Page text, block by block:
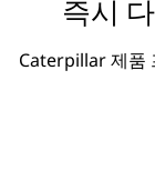
즉시
Caterpillar 제품